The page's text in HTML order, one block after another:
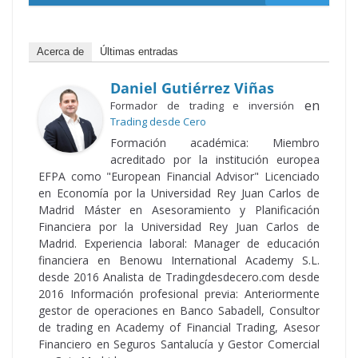
Acerca de Últimas entradas
Daniel Gutiérrez Viñas
Formador de trading e inversión en
Trading desde Cero
Formación académica: Miembro
acreditado por la institución europea
EFPA como "European Financial Advisor" Licenciado
en Economía por la Universidad Rey Juan Carlos de
Madrid Máster en Asesoramiento y Planificación
Financiera por la Universidad Rey Juan Carlos de
Madrid. Experiencia laboral: Manager de educación
financiera en Benowu International Academy S.L.
desde 2016 Analista de Tradingdesdecero.com desde
2016 Información profesional previa: Anteriormente
gestor de operaciones en Banco Sabadell, Consultor
de trading en Academy of Financial Trading, Asesor
Financiero en Seguros Santalucía y Gestor Comercial